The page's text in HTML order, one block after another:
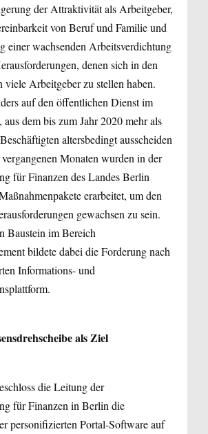
der Attraktivität als Arbeitgeber,
von Beruf und Familie und
einer wachsenden Arbeitsverdichtung
denen sich in den
viele Arbeitgeber zu stellen haben.
auf den öffentlichen Dienst im
dem bis zum Jahr 2020 mehr als
altersbedingt ausscheiden
Monaten wurden in der
für Finanzen des Landes Berlin
erarbeitet, um den
gewachsen zu sein.
Baustein im Bereich
bildete dabei die Forderung nach
Informations- und
als Ziel
die Leitung der
für Finanzen in Berlin die
personifizierten Portal-Software auf